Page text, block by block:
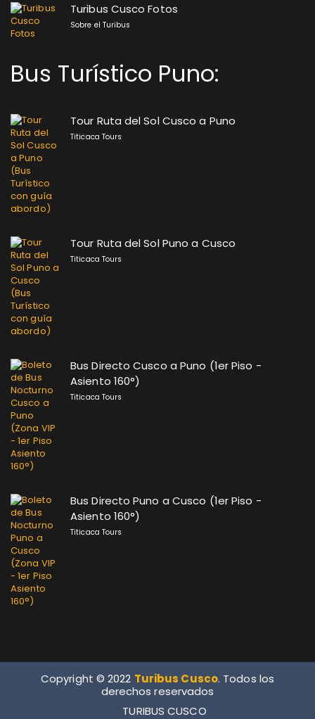
Turibus Cusco Fotos
Sobre el Turibus
Bus Turístico Puno:
Tour Ruta del Sol Cusco a Puno
Titicaca Tours
Tour Ruta del Sol Puno a Cusco
Titicaca Tours
Bus Directo Cusco a Puno (1er Piso -
Asiento 160°)
Titicaca Tours
Bus Directo Puno a Cusco (1er Piso -
Asiento 160°)
Titicaca Tours
Copyright © 2022 Turibus Cusco. Todos los
derechos reservados
TURIBUS CUSCO